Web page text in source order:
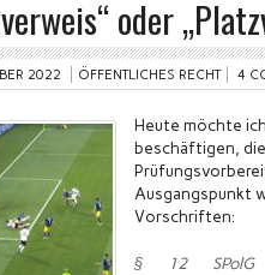
oder
2022 ÖFFENTLICHES RECHT 4
Heute möchte
beschäftigen,
Ausgangspunkt
Vorschriften:
§ 12 SPolG